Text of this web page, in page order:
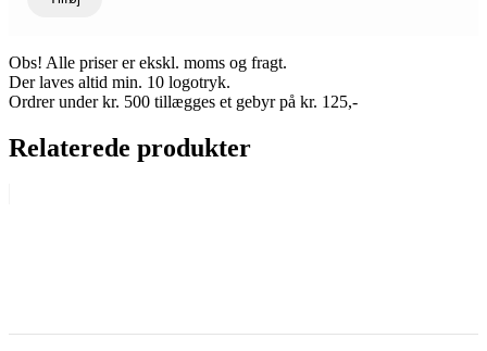
Obs! Alle priser er ekskl. moms og fragt.
Der laves altid min. 10 logotryk.
Ordrer under kr. 500 tillægges et gebyr på kr. 125,-
Relaterede produkter